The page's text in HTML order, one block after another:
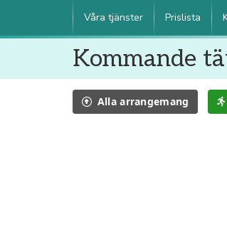
Våra tjänster Prislista
Kommande
Alla arrangemang